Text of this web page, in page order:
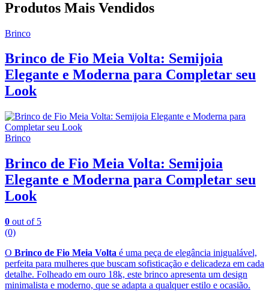
Produtos Mais Vendidos
Brinco
Brinco de Fio Meia Volta: Semijoia
Elegante e Moderna para Completar seu
Look
Brinco
Brinco de Fio Meia Volta: Semijoia
Elegante e Moderna para Completar seu
Look
0 out of 5
(0)
O Brinco de Fio Meia Volta é uma peça de elegância inigualável,
perfeita para mulheres que buscam sofisticação e delicadeza em cada
detalhe. Folheado em ouro 18k, este brinco apresenta um design
minimalista e moderno, que se adapta a qualquer estilo e ocasião.